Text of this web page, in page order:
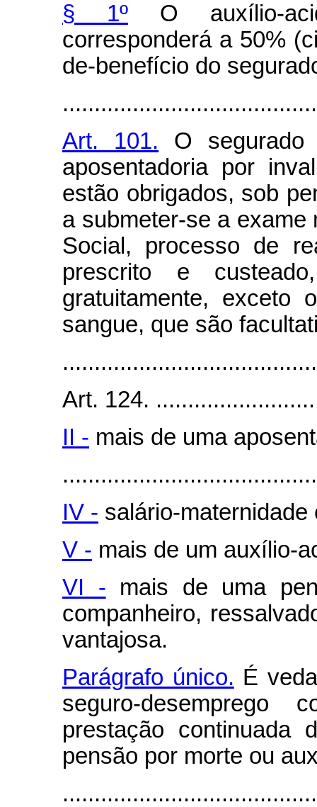
§ 1º O auxílio-
corresponderá a 50%
de-benefício do
Art. 101. O segurado
aposentadoria por
estão obrigados, sob
a submeter-se a exame
Social, processo de
prescrito e
gratuitamente, exceto
sangue, que são
Art. 124.
II - mais de uma
IV - salário-
V - mais de um auxílio-
VI - mais de uma
companheiro,
vantajosa.
Parágrafo único. É
seguro-desemprego
prestação continuada
pensão por morte ou